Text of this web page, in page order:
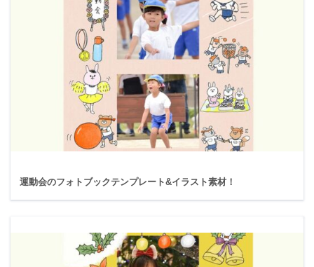
運動会のフォトブックテンプレート&イラスト素材！